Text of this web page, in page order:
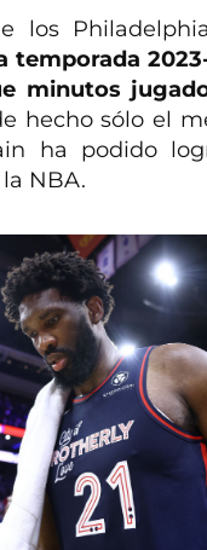
los
temporada
minutos
hecho sólo el
ha podido
NBA.